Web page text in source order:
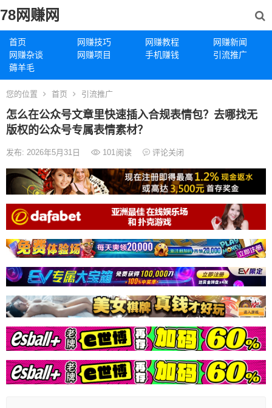
78网赚网
首页 网赚技巧 网赚教程
网赚新闻
网赚杂谈
网赚项目 手机赚钱
引流推广
薅羊毛
您的位置 首页 引流推广
怎么在公众号文章里快速插入合规表情包？去哪找无
版权的公众号专属表情素材？
发布: 2026年5月31日 101阅读 评论关闭